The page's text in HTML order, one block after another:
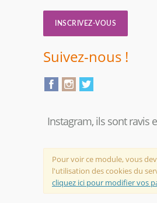
INSCRIVEZ-VOUS
Suivez-nous !
Instagram, ils sont ravis
Pour voir ce module, vous
l'utilisation des cookies du
cliquez ici pour modifier vos